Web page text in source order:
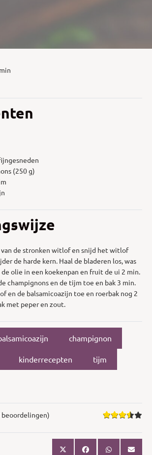
(250 g)
van de stronken witlof en snijd het witlof
de harde kern. Haal de bladeren los, was
olie in een koekenpan en fruit de ui 2 min.
champignons en de tijm toe en bak 3 min.
en de balsamicoazijn toe en roerbak nog 2
met peper en zout.
champignon
kinderrecepten tijm
beoordelingen)